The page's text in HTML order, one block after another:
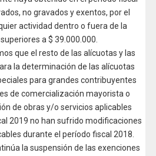
no gravados y exentos, por el
actividad dentro o fuera de la
a $ 39.000.000.
que el resto de las alícuotas y las
la determinación de las alícuotas
para grandes contribuyentes
de comercialización mayorista o
de obras y/o servicios aplicables
2019 no han sufrido modificaciones
durante el período fiscal 2018.
la suspensión de las exenciones